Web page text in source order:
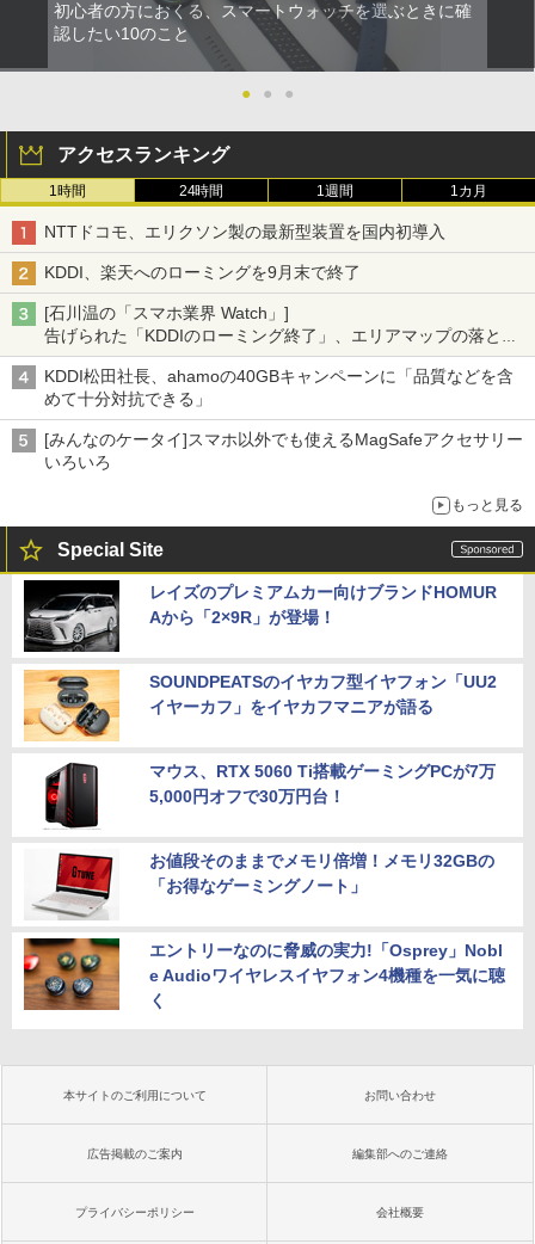
初心者の方におくる、スマートウォッチを選ぶときに確
認したい10のこと
● ● ●
アクセスランキング
1時間 24時間 1週間 1カ月
NTTドコモ、エリクソン製の最新型装置を国内初導入
KDDI、楽天へのローミングを9月末で終了
[石川温の「スマホ業界 Watch」]
告げられた「KDDIのローミング終了」、エリアマップの落とし
穴と楽天モバイルの課題
KDDI松田社長、ahamoの40GBキャンペーンに「品質などを含
めて十分対抗できる」
[みんなのケータイ]スマホ以外でも使えるMagSafeアクセサリー
いろいろ
もっと見る
Special Site
レイズのプレミアムカー向けブランドHOMUR
Aから「2×9R」が登場！
SOUNDPEATSのイヤカフ型イヤフォン「UU2
イヤーカフ」をイヤカフマニアが語る
マウス、RTX 5060 Ti搭載ゲーミングPCが7万
5,000円オフで30万円台！
お値段そのままでメモリ倍増！メモリ32GBの
「お得なゲーミングノート」
エントリーなのに脅威の実力!「Osprey」Nobl
e Audioワイヤレスイヤフォン4機種を一気に聴
く
本サイトのご利用について お問い合わせ
広告掲載のご案内 編集部へのご連絡
プライバシーポリシー 会社概要